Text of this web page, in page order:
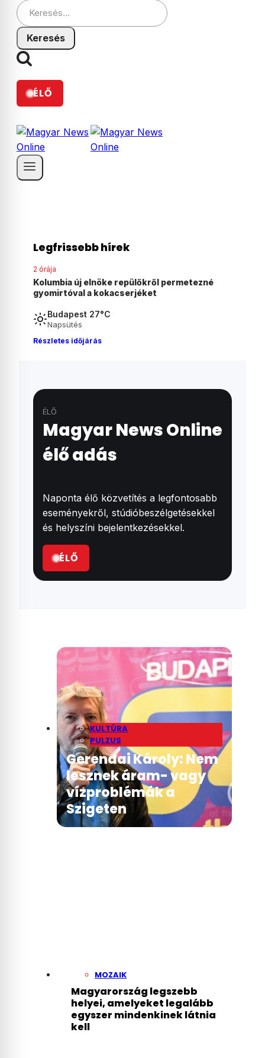
Keresés:
ÉLŐ
Legfrissebb hírek
2 órája
Agyonvert egy osztrák férfit egy 18 éves
magyar fiú Ausztriában
Budapest 27°C
Napsütés
Részletes időjárás
ÉLŐ
Magyar News Online
élő adás
Naponta élő közvetítés a legfontosabb
eseményekről, stúdióbeszélgetésekkel
és helyszíni bejelentkezésekkel.
ÉLŐ
KULTÚRA
PULZUS
Gerendai Károly: Nem
lesznek áram- vagy
vízproblémák a
Szigeten
MOZAIK
Magyarország legszebb
helyei, amelyeket legalább
egyszer mindenkinek látnia
kell